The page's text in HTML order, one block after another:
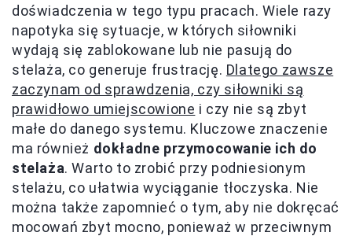
doświadczenia w tego typu pracach. Wiele razy
napotyka się sytuacje, w których siłowniki
wydają się zablokowane lub nie pasują do
stelaża, co generuje frustrację. Dlatego zawsze
zaczynam od sprawdzenia, czy siłowniki są
prawidłowo umiejscowione i czy nie są zbyt
małe do danego systemu. Kluczowe znaczenie
ma również dokładne przymocowanie ich do
stelaża. Warto to zrobić przy podniesionym
stelażu, co ułatwia wyciąganie tłoczyska. Nie
można także zapomnieć o tym, aby nie dokręcać
mocowań zbyt mocno, ponieważ w przeciwnym